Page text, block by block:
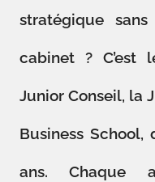
stratégique
cabinet ? C’est
Junior Conseil, la
Business
ans. Chaque